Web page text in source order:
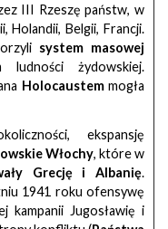
III Rzeszę państw, w
Holandii, Belgii, Francji.
system masowej
żydowskiej.
Holocaustemmogła
ekspansję
Włochy, które w
Grecję i Albanię.
1941 roku ofensywę
kampanii Jugosławię i